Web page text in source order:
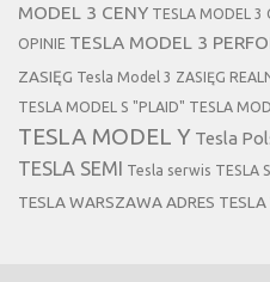
MODEL 3 CENY TESLA MODEL 3
OPINIE TESLA MODEL 3
ZASIĘG Tesla Model 3 ZASIĘG
TESLA MODEL S "PLAID" TESLA
TESLA MODEL Y Tesla
TESLA SEMI Tesla serwis TESLA
TESLA WARSZAWA ADRES